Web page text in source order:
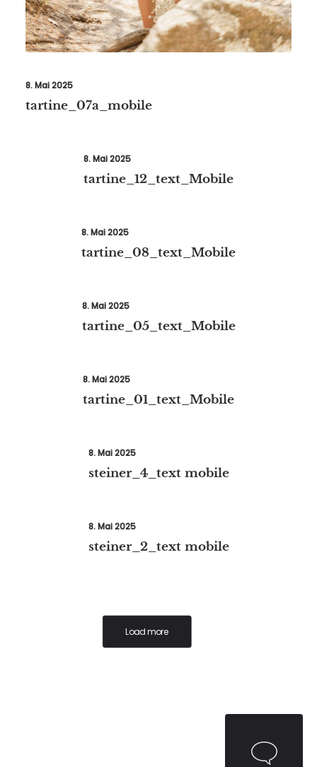
8. Mai 2025
tartine_07a_mobile
8. Mai 2025
tartine_12_text_Mobile
8. Mai 2025
tartine_08_text_Mobile
8. Mai 2025
tartine_05_text_Mobile
8. Mai 2025
tartine_01_text_Mobile
8. Mai 2025
steiner_4_text mobile
8. Mai 2025
steiner_2_text mobile
Load more